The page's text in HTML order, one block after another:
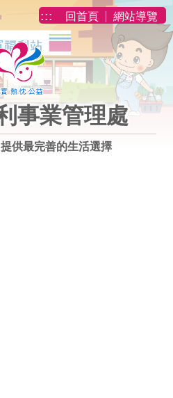
::: 回首頁 網站導覽
事業管理處
供最完善的生活選擇